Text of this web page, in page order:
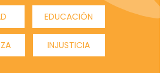
EDUCACIÓN
INJUSTICIA